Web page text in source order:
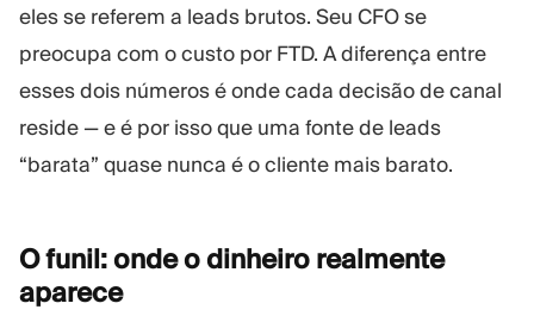
eles se referem a leads brutos. Seu CFO se
preocupa com o custo por FTD. A diferença entre
esses dois números é onde cada decisão de canal
reside — e é por isso que uma fonte de leads
“barata” quase nunca é o cliente mais barato.
O funil: onde o dinheiro realmente
aparece